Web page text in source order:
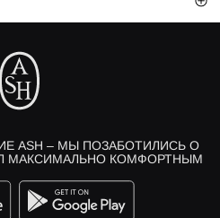
ASH – МЫ ПОЗАБОТИЛИСЬ О
МАКСИМАЛЬНО КОМФОРТНЫМ